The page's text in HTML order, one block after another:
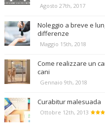
Agosto 27th, 2017
Noleggio a breve e
differenze
Maggio 15th, 2018
Come realizzare un
cani
Gennaio 9th, 2018
Curabitur malesuada
Ottobre 12th, 2013